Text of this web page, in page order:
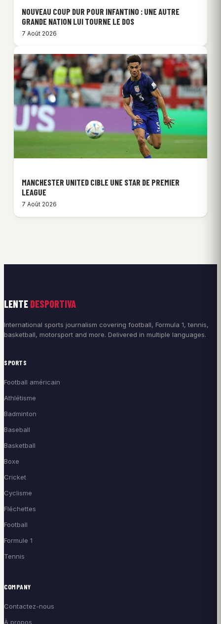
NOUVEAU COUP DUR POUR INFANTINO : UNE AUTRE
GRANDE NATION LUI TOURNE LE DOS
7 Août 2026
MANCHESTER UNITED CIBLE UNE STAR DE PREMIER
LEAGUE
7 Août 2026
LENTE DESPORTIVA
International sports journalism covering football, Formula 1, tennis,
basketball, motorsport and more. Delivered in multiple languages.
SPORTS
Football américain
Athlétisme
Badminton
Baseball
Basketball
Boxe
Cricket
Cyclisme
Fléchettes
Football
Formule 1
Tennis
COMPANY
Contactez-nous
À propos